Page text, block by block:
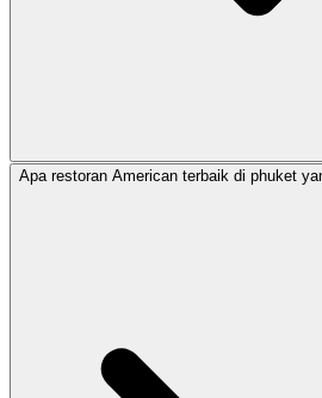
Apa restoran American terbaik di phuket